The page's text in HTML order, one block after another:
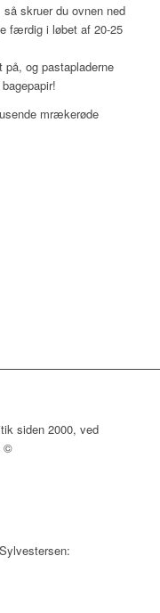
skruer du ovnen ned
færdig i løbet af 20-25
og pastapladerne
mrækerøde
siden 2000, ved
©